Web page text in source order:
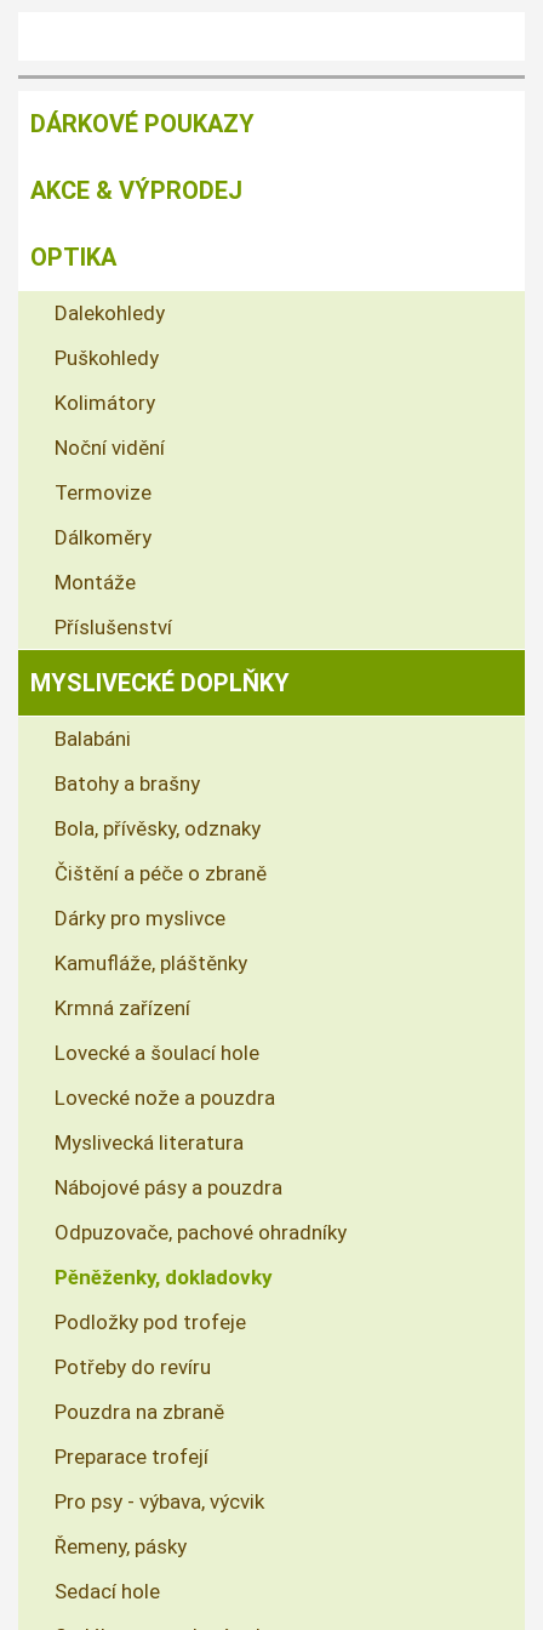
DÁRKOVÉ POUKAZY
AKCE & VÝPRODEJ
OPTIKA
Dalekohledy
Puškohledy
Kolimátory
Noční vidění
Termovize
Dálkoměry
Montáže
Příslušenství
MYSLIVECKÉ DOPLŇKY
Balabáni
Batohy a brašny
Bola, přívěsky, odznaky
Čištění a péče o zbraně
Dárky pro myslivce
Kamufláže, pláštěnky
Krmná zařízení
Lovecké a šoulací hole
Lovecké nože a pouzdra
Myslivecká literatura
Nábojové pásy a pouzdra
Odpuzovače, pachové ohradníky
Pěněženky, dokladovky
Podložky pod trofeje
Potřeby do revíru
Pouzdra na zbraně
Preparace trofejí
Pro psy - výbava, výcvik
Řemeny, pásky
Sedací hole